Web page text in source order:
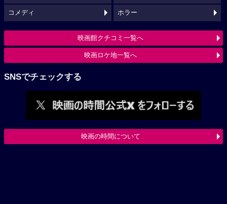
コメディ ホラー
映画館クチコミ一覧へ
映画ロケ地一覧へ
SNSでチェックする
映画の時間について